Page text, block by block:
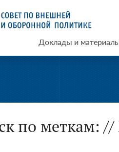
Доклады и
по меткам: //